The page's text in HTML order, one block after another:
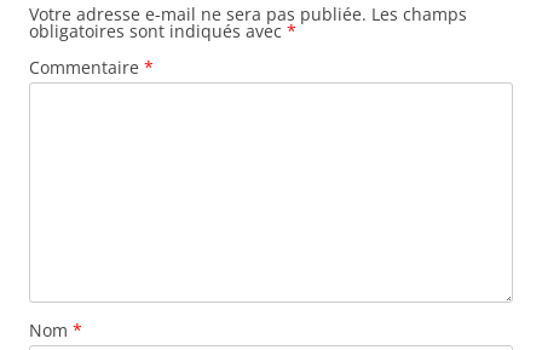
Votre adresse e-mail ne sera pas publiée. Les champs
obligatoires sont indiqués avec *
Commentaire *
Nom *